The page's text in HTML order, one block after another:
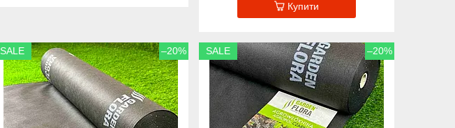
Купити
SALE –20% SALE –20%